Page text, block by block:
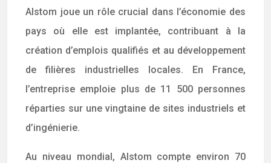
Alstom joue un rôle crucial dans l’économie des
pays où elle est implantée, contribuant à la
création d’emplois qualifiés et au développement
de filières industrielles locales. En France,
l’entreprise emploie plus de 11 500 personnes
réparties sur une vingtaine de sites industriels et
d’ingénierie.
Au niveau mondial, Alstom compte environ 70